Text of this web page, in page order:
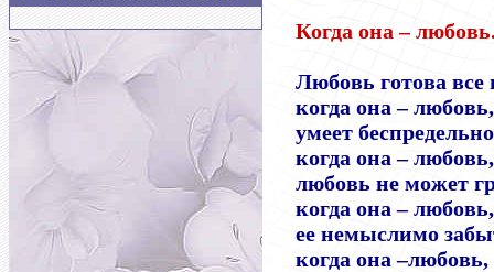
Когда она–
Любовь готова все
когда она–любовь,
умеет
когда она– любовь,
любовь не может
когда она–любовь,
ее немыслимо
когда она–любовь,